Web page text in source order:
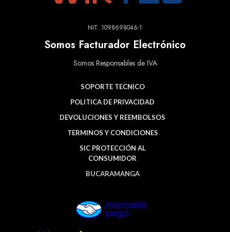
NIT. 1098698046-1
Somos Facturador Electrónico
Somos Responsables de IVA
SOPORTE TECNICO
POLITICA DE PRIVACIDAD
DEVOLUCIONES Y REEMBOLSOS
TERMINOS Y CONDICIONES
SIC PROTECCIÓN AL
CONSUMIDOR
BUCARAMANGA